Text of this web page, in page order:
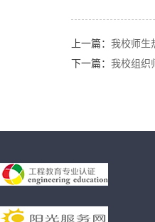
上一篇： 我校师生
下一篇： 我校组织